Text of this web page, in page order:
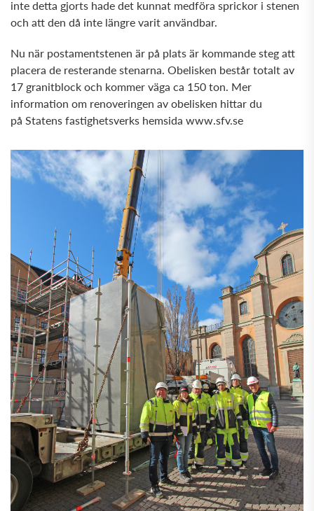
inte detta gjorts hade det kunnat medföra sprickor i stenen
och att den då inte längre varit användbar.
Nu när postamentstenen är på plats är kommande steg att
placera de resterande stenarna. Obelisken består totalt av
17 granitblock och kommer väga ca 150 ton. Mer
information om renoveringen av obelisken hittar du
på Statens fastighetsverks hemsida www.sfv.se